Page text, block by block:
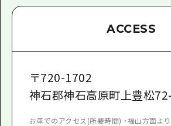
ACCESS
〒720-1702
神石郡神石高原町上豊松
お車でのアクセス(所要時間) ・福山方面よ